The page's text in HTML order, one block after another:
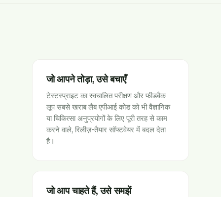
जो आपने तोड़ा, उसे बचाएँ
टेस्टस्प्राइट का स्वचालित परीक्षण और फीडबैक
लूप सबसे खराब लैब एपीआई कोड को भी वैज्ञानिक
या चिकित्सा अनुप्रयोगों के लिए पूरी तरह से काम
करने वाले, रिलीज़-तैयार सॉफ्टवेयर में बदल देता
है।
जो आप चाहते हैं, उसे समझें